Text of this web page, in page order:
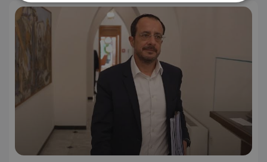
Απολύτως απαραίτητα
Απόδοσης
Στόχευσης
Λειτουργικότητας
Μη ταξινομημένα
Τα απολύτως απαραίτητα cookies επιτρέπουν
βασικές λειτουργίες του ιστότοπου, όπως τη
σύνδεση χρήστη και τη διαχείριση λογαριασμού.
Ο ιστότοπος δεν μπορεί να χρησιμοποιηθεί σωστά
χωρίς τα απολύτως απαραίτητα cookies.
Ονοματεπώνυμο
Προμηθευτής
usprivacy
.lifenewscy.tothemaonline.com